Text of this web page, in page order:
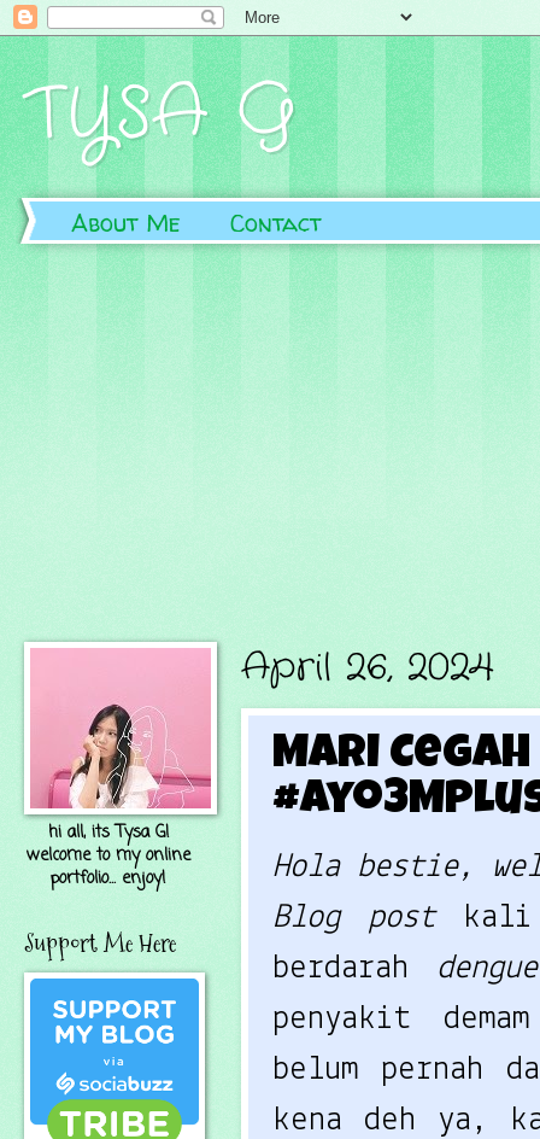
TYSA G
About Me Contact
April 26, 2024
Mari
Hola bestie,
Blog post
berdarah
penyakit
belum pernah
kena deh ya,
hi all, its Tysa G!
welcome to my online
portfolio... enjoy!
Support Me Here